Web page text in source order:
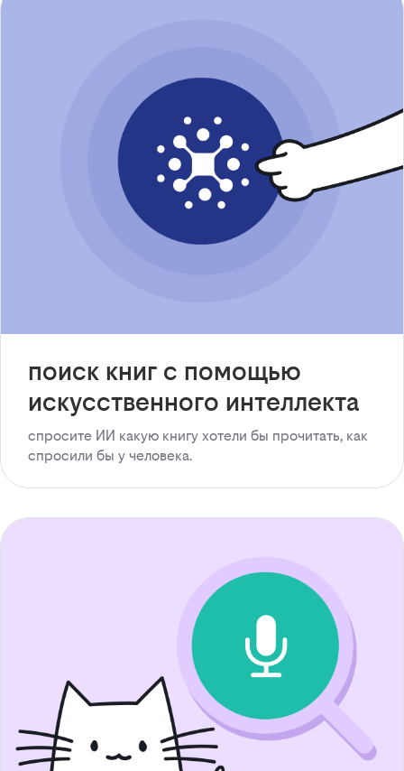
поиск книг с помощью
искусственного интеллекта
спросите ИИ какую книгу хотели бы прочитать, как
спросили бы у человека.